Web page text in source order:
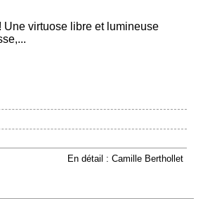
virtuose libre et lumineuse
En détail : Camille Berthollet